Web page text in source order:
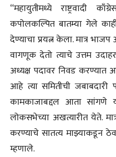
“महायुतीमध्ये राष्ट्रवादी
कपोलकल्पित बातम्या गेले
देण्याचा प्रयत्न केला. मात्र भाजप
वागणूक देतो त्याचे उत्तम
अध्यक्ष पदावर निवड करण्यात
आहे त्या समितीची जबाबदारी
कामकाजाबद्दल आता सांगणे
लोकसभेच्या अखत्यारीत येते.
करण्याचे सातत्य माझ्याकडून
म्हणाले.